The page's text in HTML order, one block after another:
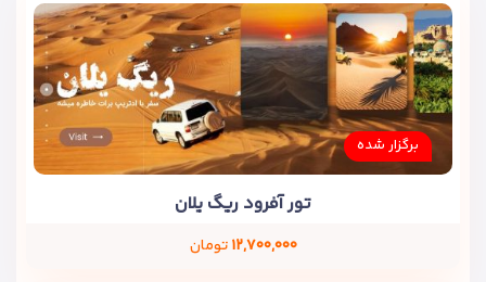
برگزار شده
تور آفرود ریگ یلان
۱۲,۷۰۰,۰۰۰تومان